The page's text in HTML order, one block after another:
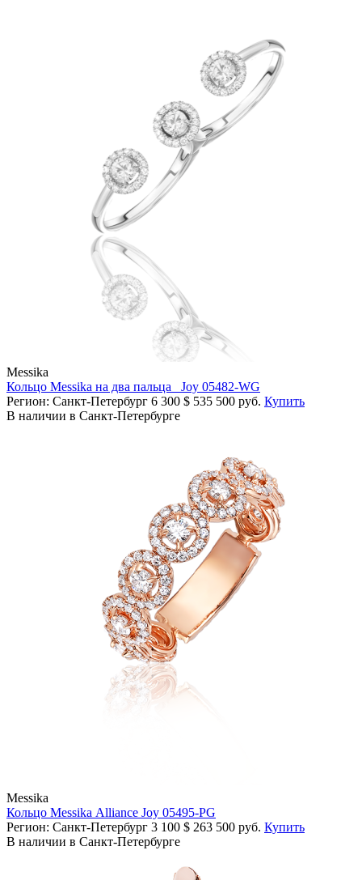
Messika
Кольцо Messika на два пальца Joy 05482-WG
Регион: Санкт-Петербург 6 300 $ 535 500 руб. Купить
В наличии в Санкт-Петербурге
Messika
Кольцо Messika Alliance Joy 05495-PG
Регион: Санкт-Петербург 3 100 $ 263 500 руб. Купить
В наличии в Санкт-Петербурге